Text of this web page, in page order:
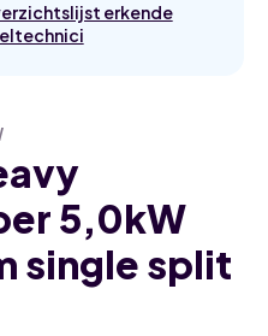
erkende
5,0kW
single split